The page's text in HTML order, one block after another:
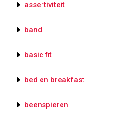
assertiviteit
band
basic fit
bed en breakfast
beenspieren